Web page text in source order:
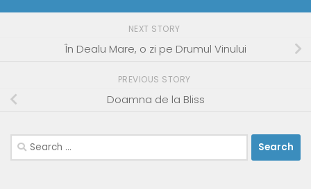
NEXT STORY
În Dealu Mare, o zi pe Drumul Vinului
PREVIOUS STORY
Doamna de la Bliss
Search
for: